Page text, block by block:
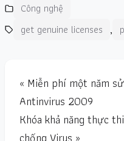
Công nghệ
get genuine licenses ,
« Miễn phí một năm
Antinvirus 2009
Khóa khả năng thực